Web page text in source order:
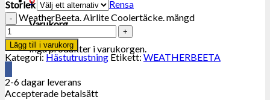
Varukorg
Inga produkter i varukorgen.
Storlek
Rensa
WeatherBeeta. Airlite Coolertäcke. mängd
Lägg till i varukorg
Kategori: Hästutrustning Etikett: WEATHERBEETA
2-6 dagar leverans
Accepterade betalsätt